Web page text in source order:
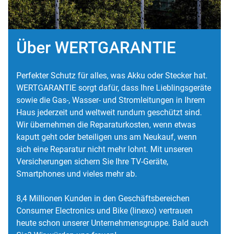
Über WERTGARANTIE
Perfekter Schutz für alles, was Akku oder Stecker hat.
WERTGARANTIE sorgt dafür, dass Ihre Lieblingsgeräte
sowie die Gas-, Wasser- und Stromleitungen in Ihrem
Haus jederzeit und weltweit rundum geschützt sind.
Wir übernehmen die Reparaturkosten, wenn etwas
kaputt geht oder beteiligen uns am Neukauf, wenn
sich eine Reparatur nicht mehr lohnt. Mit unseren
Versicherungen sichern Sie Ihre TV-Geräte,
Smartphones und vieles mehr ab.
8,4 Millionen Kunden in den Geschäftsbereichen
Consumer Electronics und Bike (linexo) vertrauen
heute schon unserer Unternehmensgruppe. Bald auch